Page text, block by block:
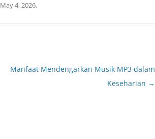
May 4, 2026.
Manfaat Mendengarkan Musik MP3 dalam
Keseharian →